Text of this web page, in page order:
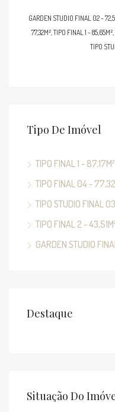
GARDEN STUDIO FINAL 02 -
77,32M², TIPO FINAL 1 -
TIPO
Tipo De Imóvel
TIPO FINAL 1 - 87,17M²
TIPO FINAL 04 -
TIPO STUDIO FINAL
TIPO FINAL 2 -
GARDEN STUDIO
Destaque
Situação Do